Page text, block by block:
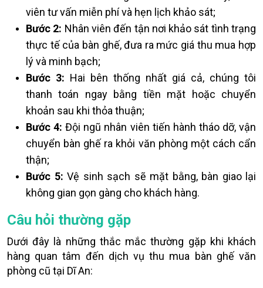
viên tư vấn miễn phí và hẹn lịch khảo sát;
Bước 2: Nhân viên đến tận nơi khảo sát tình trạng
thực tế của bàn ghế, đưa ra mức giá thu mua hợp
lý và minh bạch;
Bước 3: Hai bên thống nhất giá cả, chúng tôi
thanh toán ngay bằng tiền mặt hoặc chuyển
khoản sau khi thỏa thuận;
Bước 4: Đội ngũ nhân viên tiến hành tháo dỡ, vận
chuyển bàn ghế ra khỏi văn phòng một cách cẩn
thận;
Bước 5: Vệ sinh sạch sẽ mặt bằng, bàn giao lại
không gian gọn gàng cho khách hàng.
Câu hỏi thường gặp
Dưới đây là những thắc mắc thường gặp khi khách
hàng quan tâm đến dịch vụ thu mua bàn ghế văn
phòng cũ tại Dĩ An: